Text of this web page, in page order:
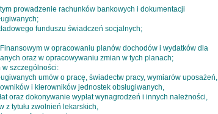
prowadzenie rachunków bankowych i dokumentacji
funduszu świadczeń socjalnych;
w opracowaniu planów dochodów i wydatków dla
oraz w opracowywaniu zmian w tych planach;
w szczególności:
umów o pracę, świadectw pracy, wymiarów uposażeń,
i kierowników jednostek obsługiwanych,
oraz dokonywanie wypłat wynagrodzeń i innych należności,
z tytułu zwolnień lekarskich,